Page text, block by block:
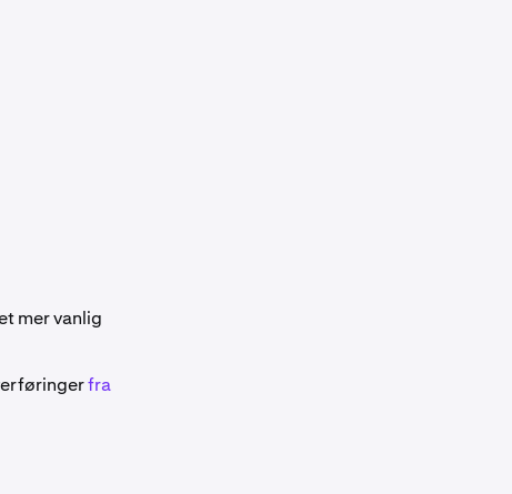
mer vanlig
fra